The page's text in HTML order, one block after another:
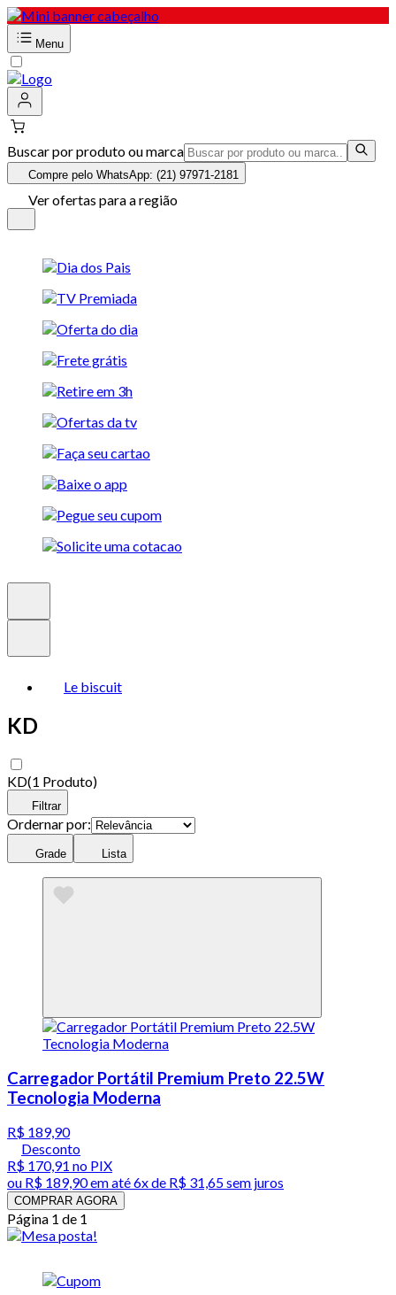
Menu
Buscar por produto ou marca
Compre pelo WhatsApp: (21) 97971-2181
Ver ofertas para a região
Le biscuit
KD
KD(1 Produto)
Filtrar
Ordernar por:
Grade Lista
Carregador Portátil Premium Preto 22.5W
Tecnologia Moderna
R$ 189,90
Desconto
R$ 170,91 no PIX
ou R$ 189,90em até6x de R$ 31,65 sem juros
COMPRAR AGORA
Página 1 de 1